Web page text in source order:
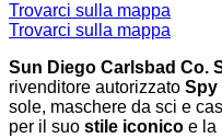
Trovarci sulla mappa
Trovarci sulla mappa
Sun Diego Carlsbad Co.
rivenditore autorizzato Spy
sole, maschere da sci e
per il suo stile iconico e la